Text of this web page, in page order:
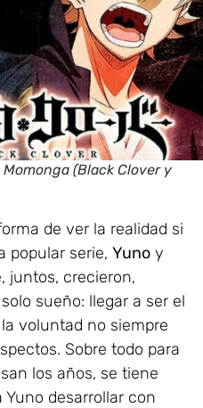
(Black Clover y
de ver la realidad si
popular serie, Yuno y
juntos, crecieron,
sueño: llegar a ser el
la voluntad no siempre
Sobre todo para
los años, se tiene
desarrollar con